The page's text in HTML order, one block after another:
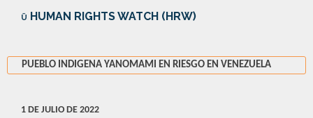
ü HUMAN RIGHTS WATCH (HRW)
PUEBLO INDIGENA YANOMAMI EN RIESGO EN VENEZUELA
1 DE JULIO DE 2022